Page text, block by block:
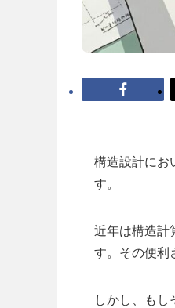
構造設計にお
す。
近年は構造計
す。その便利
しかし、もし